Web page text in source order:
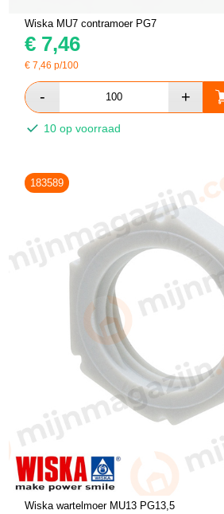
Wiska MU7 contramoer PG7
€ 7,46
€7,46 p/100
10 op voorraad
183589
Wiska wartelmoer MU13 PG13,5